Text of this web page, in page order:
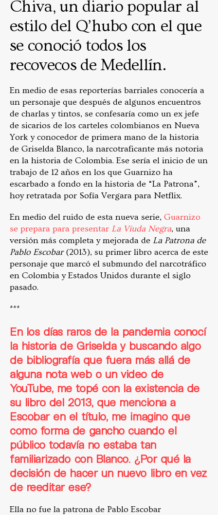
Chiva, un diario popular al
estilo del Q’hubo con el que
se conoció todos los
recovecos de Medellín.
En medio de esas reporterías barriales conocería a
un personaje que después de algunos encuentros
de charlas y tintos, se confesaría como un ex jefe
de sicarios de los carteles colombianos en Nueva
York y conocedor de primera mano de la historia
de Griselda Blanco, la narcotraficante más notoria
en la historia de Colombia. Ese sería el inicio de un
trabajo de 12 años en los que Guarnizo ha
escarbado a fondo en la historia de “La Patrona”,
hoy retratada por Sofía Vergara para Netflix.
En medio del ruido de esta nueva serie, Guarnizo
se prepara para presentar La Viuda Negra, una
versión más completa y mejorada de La Patrona de
Pablo Escobar(2013), su primer libro acerca de este
personaje que marcó el submundo del narcotráfico
en Colombia y Estados Unidos durante el siglo
pasado.
***
En los días raros de la pandemia conocí
la historia de Griselda y buscando algo
de bibliografía que fuera más allá de
alguna nota web o un video de
YouTube, me topé con la existencia de
su libro del 2013, que menciona a
Escobar en el título, me imagino que
como forma de gancho cuando el
público todavía no estaba tan
familiarizado con Blanco. ¿Por qué la
decisión de hacer un nuevo libro en vez
de reeditar ese?
Ella no fue la patrona de Pablo Escobar